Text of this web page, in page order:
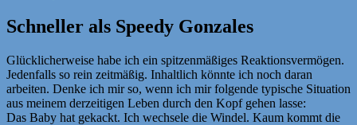
Schneller als Speedy Gonzales
Glücklicherweise habe ich ein spitzenmäßiges Reaktionsvermögen.
Jedenfalls so rein zeitmäßig. Inhaltlich könnte ich noch daran
arbeiten. Denke ich mir so, wenn ich mir folgende typische Situation
aus meinem derzeitigen Leben durch den Kopf gehen lasse:
Das Baby hat gekackt. Ich wechsele die Windel. Kaum kommt die